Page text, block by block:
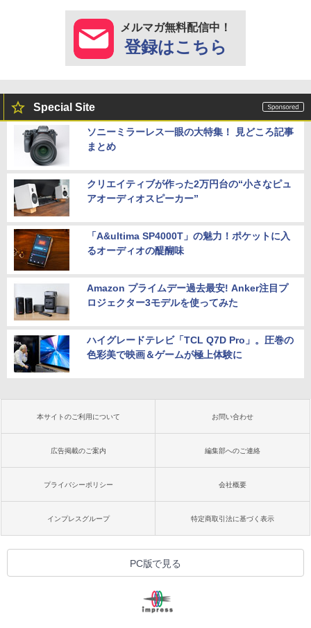
メルマガ無料配信中！
登録はこちら
Special Site
ソニーミラーレス一眼の大特集！ 見どころ記事
まとめ
クリエイティブが作った2万円台の“小さなピュ
アオーディオスピーカー”
「A&ultima SP4000T」の魅力！ポケットに入
るオーディオの醍醐味
Amazon プライムデー過去最安! Anker注目プ
ロジェクター3モデルを使ってみた
ハイグレードテレビ「TCL Q7D Pro」。圧巻の
色彩美で映画＆ゲームが極上体験に
本サイトのご利用について お問い合わせ
広告掲載のご案内 編集部へのご連絡
プライバシーポリシー 会社概要
インプレスグループ 特定商取引法に基づく表示
PC版で見る